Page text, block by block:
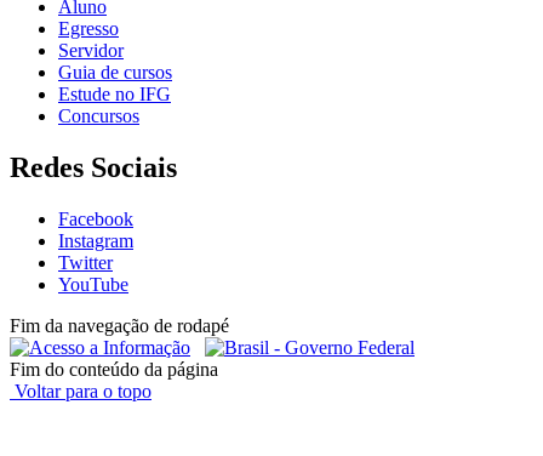
Aluno
Egresso
Servidor
Guia de cursos
Estude no IFG
Concursos
Redes Sociais
Facebook
Instagram
Twitter
YouTube
Fim da navegação de rodapé
Fim do conteúdo da página
Voltar para o topo